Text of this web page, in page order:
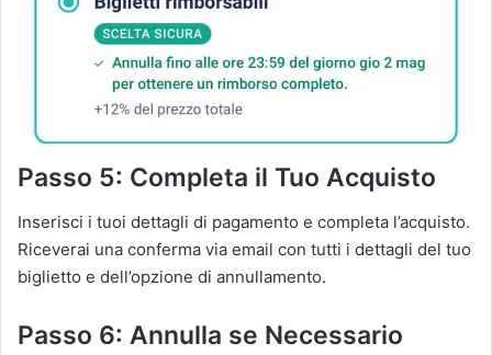
Passo 5: Completa il Tuo Acquisto
Inserisci i tuoi dettagli di pagamento e completa l’acquisto.
Riceverai una conferma via email con tutti i dettagli del tuo
biglietto e dell’opzione di annullamento.
Passo 6: Annulla se Necessario